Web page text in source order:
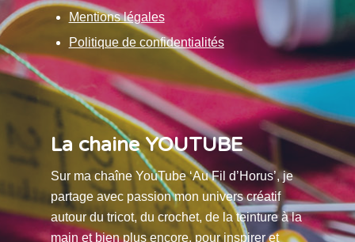
Mentions légales
Politique de confidentialités
La chaine YOUTUBE
Sur ma chaîne YouTube ‘Au Fil d’Horus’, je
partage avec passion mon univers créatif
autour du tricot, du crochet, de la teinture à la
main et bien plus encore, pour inspirer et